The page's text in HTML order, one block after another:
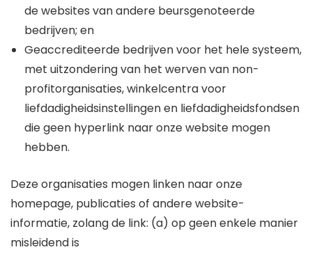
de websites van andere beursgenoteerde
bedrijven; en
Geaccrediteerde bedrijven voor het hele systeem,
met uitzondering van het werven van non-
profitorganisaties, winkelcentra voor
liefdadigheidsinstellingen en liefdadigheidsfondsen
die geen hyperlink naar onze website mogen
hebben.
Deze organisaties mogen linken naar onze
homepage, publicaties of andere website-
informatie, zolang de link: (a) op geen enkele manier
misleidend is